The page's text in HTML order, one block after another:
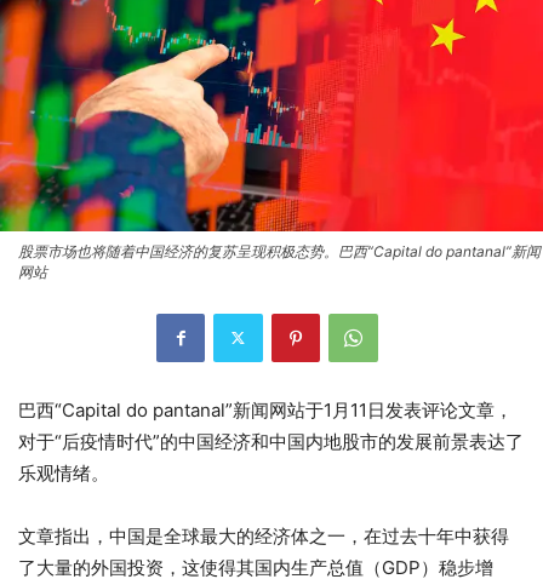
股票市场也将随着中国经济的复苏呈现积极态势。巴西“Capital do pantanal”新闻
网站
巴西“Capital do pantanal”新闻网站于1月11日发表评论文章，
对于“后疫情时代”的中国经济和中国内地股市的发展前景表达了
乐观情绪。
文章指出，中国是全球最大的经济体之一，在过去十年中获得
了大量的外国投资，这使得其国内生产总值（GDP）稳步增